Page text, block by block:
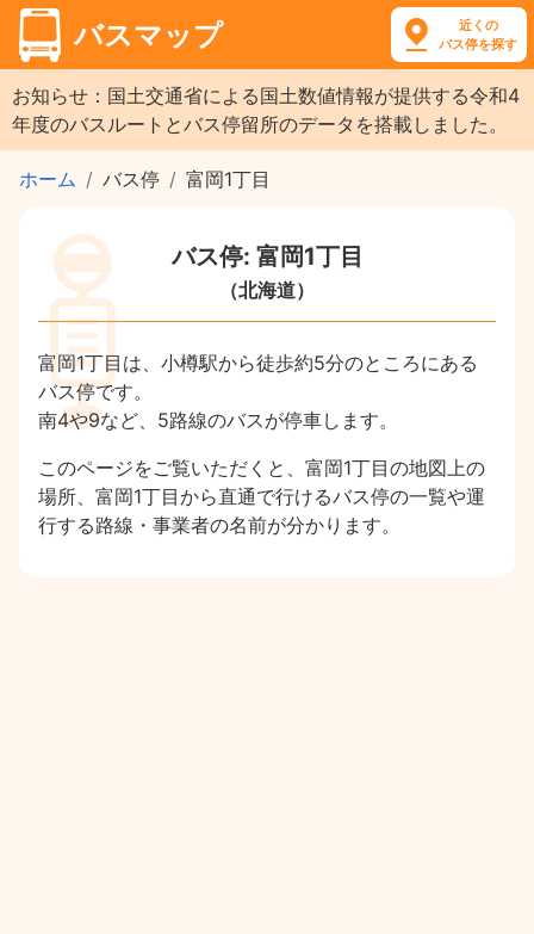
バスマップ
近くの
バス停を探す
お知らせ：国土交通省による国土数値情報が提供する令和4
年度のバスルートとバス停留所のデータを搭載しました。
ホーム バス停 富岡1丁目
バス停: 富岡1丁目
（北海道）
富岡1丁目は、小樽駅から徒歩約5分のところにある
バス停です。
南4や9など、5路線のバスが停車します。
このページをご覧いただくと、富岡1丁目の地図上の
場所、富岡1丁目から直通で行けるバス停の一覧や運
行する路線・事業者の名前が分かります。